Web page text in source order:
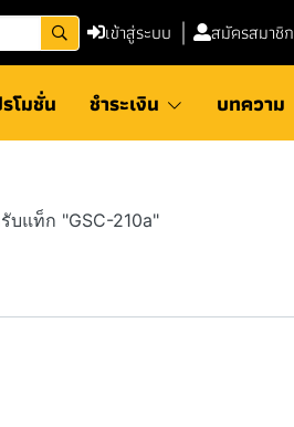
เข้าสู่ระบบ สมัครสมาชิก
โมชั่น ชำระเงิน บทความ
บแท็ก "GSC-210a"